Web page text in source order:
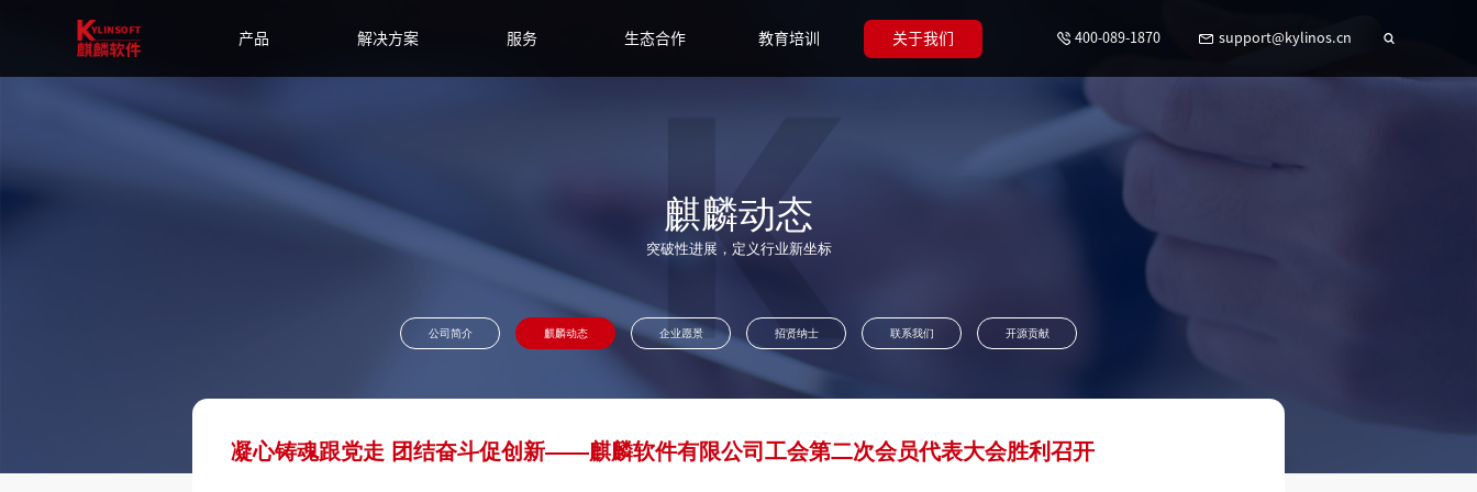
400-089-1870 support@kylinos.cn
产品 解决方案 服务 生态合作 教育培训 关于我们
麒麟动态
突破性进展，定义行业新坐标
公司简介 麒麟动态 企业愿景 招贤纳士 联系我们 开源贡献
凝心铸魂跟党走 团结奋斗促创新——麒麟软件有限公司工会第二次会员代表大会胜利召开